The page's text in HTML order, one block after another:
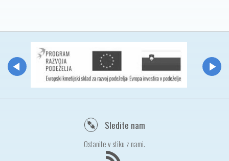
Sledite nam
Ostanite v stiku z nami.